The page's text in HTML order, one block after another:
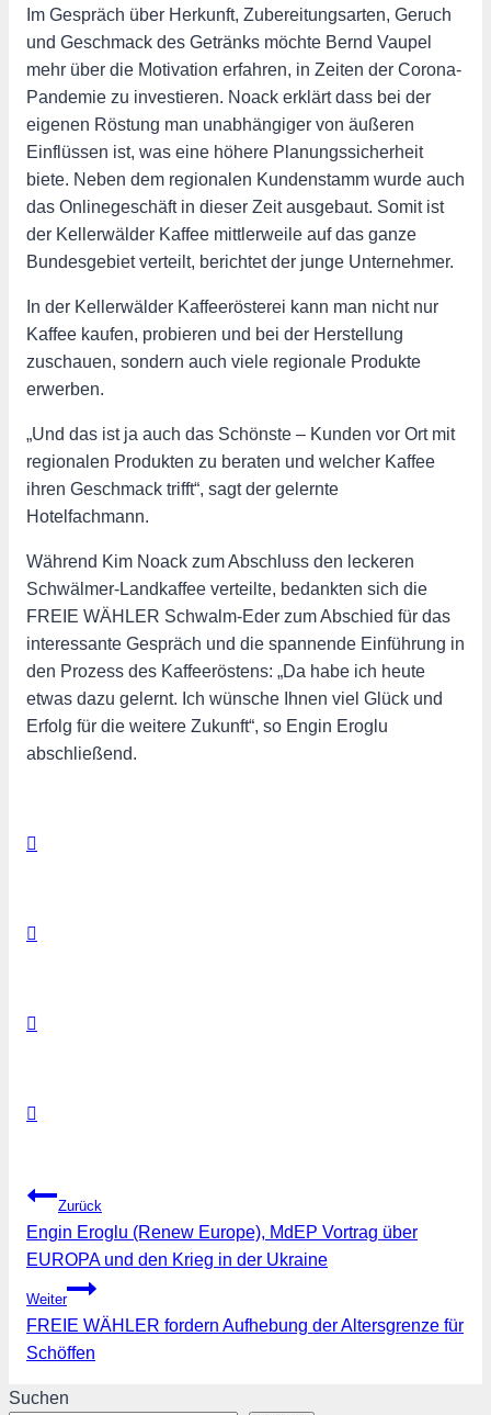
Im Gespräch über Herkunft, Zubereitungsarten, Geruch
und Geschmack des Getränks möchte Bernd Vaupel
mehr über die Motivation erfahren, in Zeiten der Corona-
Pandemie zu investieren. Noack erklärt dass bei der
eigenen Röstung man unabhängiger von äußeren
Einflüssen ist, was eine höhere Planungssicherheit
biete. Neben dem regionalen Kundenstamm wurde auch
das Onlinegeschäft in dieser Zeit ausgebaut. Somit ist
der Kellerwälder Kaffee mittlerweile auf das ganze
Bundesgebiet verteilt, berichtet der junge Unternehmer.
In der Kellerwälder Kaffeerösterei kann man nicht nur
Kaffee kaufen, probieren und bei der Herstellung
zuschauen, sondern auch viele regionale Produkte
erwerben.
„Und das ist ja auch das Schönste – Kunden vor Ort mit
regionalen Produkten zu beraten und welcher Kaffee
ihren Geschmack trifft“, sagt der gelernte
Hotelfachmann.
Während Kim Noack zum Abschluss den leckeren
Schwälmer-Landkaffee verteilte, bedankten sich die
FREIE WÄHLER Schwalm-Eder zum Abschied für das
interessante Gespräch und die spannende Einführung in
den Prozess des Kaffeeröstens: „Da habe ich heute
etwas dazu gelernt. Ich wünsche Ihnen viel Glück und
Erfolg für die weitere Zukunft“, so Engin Eroglu
abschließend.
Beitragsnavigation
Zurück
Engin Eroglu (Renew Europe), MdEP Vortrag über
EUROPA und den Krieg in der Ukraine
Weiter
FREIE WÄHLER fordern Aufhebung der Altersgrenze für
Schöffen
Suchen